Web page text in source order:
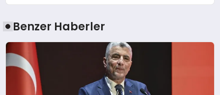
Benzer Haberler